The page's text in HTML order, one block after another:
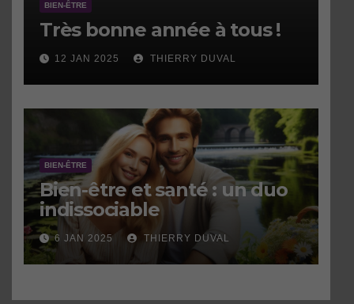
BIEN-ÊTRE
Très bonne année à tous !
12 JAN 2025 THIERRY DUVAL
BIEN-ÊTRE
Bien-être et santé : un duo
indissociable
6 JAN 2025 THIERRY DUVAL